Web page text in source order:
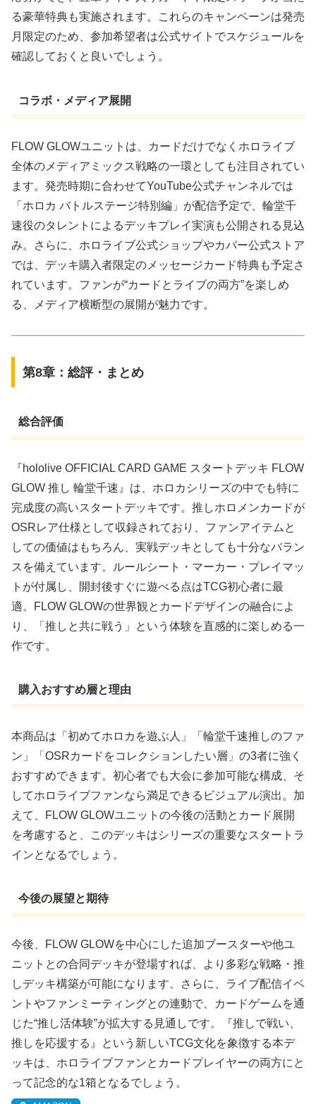
る豪華特典も実施されます。これらのキャンペーンは発売
月限定のため、参加希望者は公式サイトでスケジュールを
確認しておくと良いでしょう。
コラボ・メディア展開
FLOW GLOWユニットは、カードだけでなくホロライブ
全体のメディアミックス戦略の一環としても注目されてい
ます。発売時期に合わせてYouTube公式チャンネルでは
「ホロカ バトルステージ特別編」が配信予定で、輪堂千
速役のタレントによるデッキプレイ実演も公開される見込
み。さらに、ホロライブ公式ショップやカバー公式ストア
では、デッキ購入者限定のメッセージカード特典も予定さ
れています。ファンが“カードとライブの両方”を楽しめ
る、メディア横断型の展開が魅力です。
第8章：総評・まとめ
総合評価
『hololive OFFICIAL CARD GAME スタートデッキ FLOW
GLOW 推し 輪堂千速』は、ホロカシリーズの中でも特に
完成度の高いスタートデッキです。推しホロメンカードが
OSRレア仕様として収録されており、ファンアイテムと
しての価値はもちろん、実戦デッキとしても十分なバラン
スを備えています。ルールシート・マーカー・プレイマッ
トが付属し、開封後すぐに遊べる点はTCG初心者に最
適。FLOW GLOWの世界観とカードデザインの融合によ
り、「推しと共に戦う」という体験を直感的に楽しめる一
作です。
購入おすすめ層と理由
本商品は「初めてホロカを遊ぶ人」「輪堂千速推しのファ
ン」「OSRカードをコレクションしたい層」の3者に強く
おすすめできます。初心者でも大会に参加可能な構成、そ
してホロライブファンなら満足できるビジュアル演出。加
えて、FLOW GLOWユニットの今後の活動とカード展開
を考慮すると、このデッキはシリーズの重要なスタートラ
インとなるでしょう。
今後の展望と期待
今後、FLOW GLOWを中心にした追加ブースターや他ユ
ニットとの合同デッキが登場すれば、より多彩な戦略・推
しデッキ構築が可能になります。さらに、ライブ配信イベ
ントやファンミーティングとの連動で、カードゲームを通
じた“推し活体験”が拡大する見通しです。『推しで戦い、
推しを応援する』という新しいTCG文化を象徴する本デ
ッキは、ホロライブファンとカードプレイヤーの両方にと
って記念的な1箱となるでしょう。